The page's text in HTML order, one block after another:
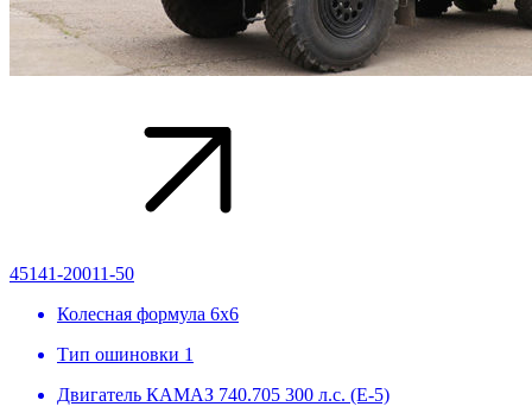
45141-20011-50
Колесная формула 6х6
Тип ошиновки 1
Двигатель КАМАЗ 740.705 300 л.с. (Е-5)